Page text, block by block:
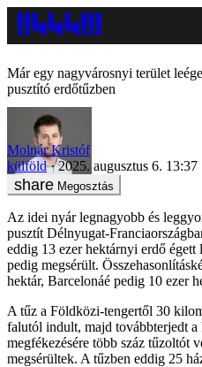
Már egy nagyvárosnyi terület
pusztító erdőtűzben
Molnár Kristóf
külföld
2025. augusztus 6. 13:37
Megosztás
Az idei nyár legnagyobb és
pusztít Délnyugat-
eddig 13 ezer hektárnyi erdő
pedig megsérült.
hektár, Barcelonáé pedig 10 ezer
A tűz a Földközi-tengertől 30
falutól indult, majd továbbterjedt
megfékezésére több száz tűzoltót
megsérültek. A tűzben eddig 25